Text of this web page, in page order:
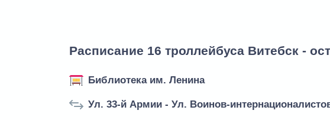
Расписание 16 троллейбуса Витебск -
Библиотека им. Ленина
Ул. 33-й Армии - Ул. Воинов-